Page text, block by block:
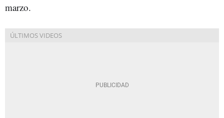
marzo.